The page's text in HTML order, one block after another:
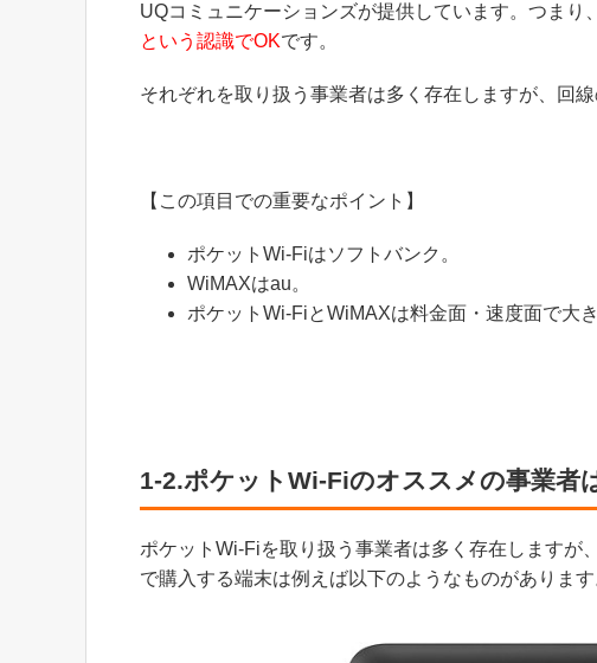
UQコミュニケーションズが提供しています。つまり、
という認識でOKです。
それぞれを取り扱う事業者は多く存在しますが、回
【この項目での重要なポイント】
ポケットWi-Fiはソフトバンク。
WiMAXはau。
ポケットWi-FiとWiMAXは料金面・速度面で大
1-2.ポケットWi-Fiのオススメの事業者
ポケットWi-Fiを取り扱う事業者は多く存在しますが
で購入する端末は例えば以下のようなものがあります